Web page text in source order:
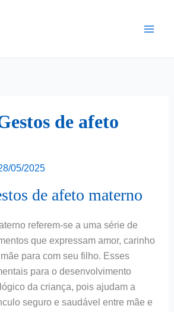
de afeto
05/2025
de afeto materno
referem-se a uma série de
que expressam amor, carinho
para com seu filho. Esses
para o desenvolvimento
da criança, pois ajudam a
seguro e saudável entre mãe e